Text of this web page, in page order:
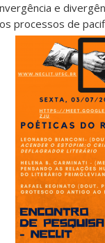
e
processos de